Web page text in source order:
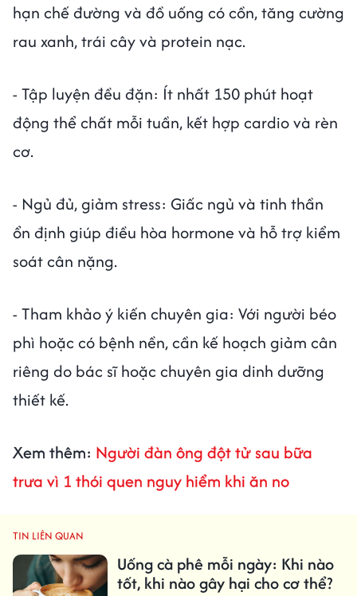
hạn chế đường và đồ uống có cồn, tăng cường
rau xanh, trái cây và protein nạc.
- Tập luyện đều đặn: Ít nhất 150 phút hoạt
động thể chất mỗi tuần, kết hợp cardio và rèn
cơ.
- Ngủ đủ, giảm stress: Giấc ngủ và tinh thần
ổn định giúp điều hòa hormone và hỗ trợ kiểm
soát cân nặng.
- Tham khảo ý kiến chuyên gia: Với người béo
phì hoặc có bệnh nền, cần kế hoạch giảm cân
riêng do bác sĩ hoặc chuyên gia dinh dưỡng
thiết kế.
Xem thêm: Người đàn ông đột tử sau bữa
trưa vì 1 thói quen nguy hiểm khi ăn no
TIN LIÊN QUAN
Uống cà phê mỗi ngày: Khi nào
tốt, khi nào gây hại cho cơ thể?